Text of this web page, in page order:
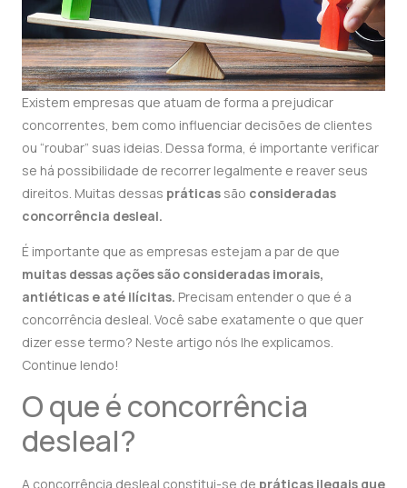
Existem empresas que atuam de forma a prejudicar
concorrentes, bem como influenciar decisões de clientes
ou “roubar” suas ideias. Dessa forma, é importante verificar
se há possibilidade de recorrer legalmente e reaver seus
direitos. Muitas dessas práticas são consideradas
concorrência desleal.
É importante que as empresas estejam a par de que
muitas dessas ações são consideradas imorais,
antiéticas e até ilícitas. Precisam entender o que é a
concorrência desleal. Você sabe exatamente o que quer
dizer esse termo? Neste artigo nós lhe explicamos.
Continue lendo!
O que é concorrência
desleal?
A concorrência desleal constitui-se de práticas ilegais que